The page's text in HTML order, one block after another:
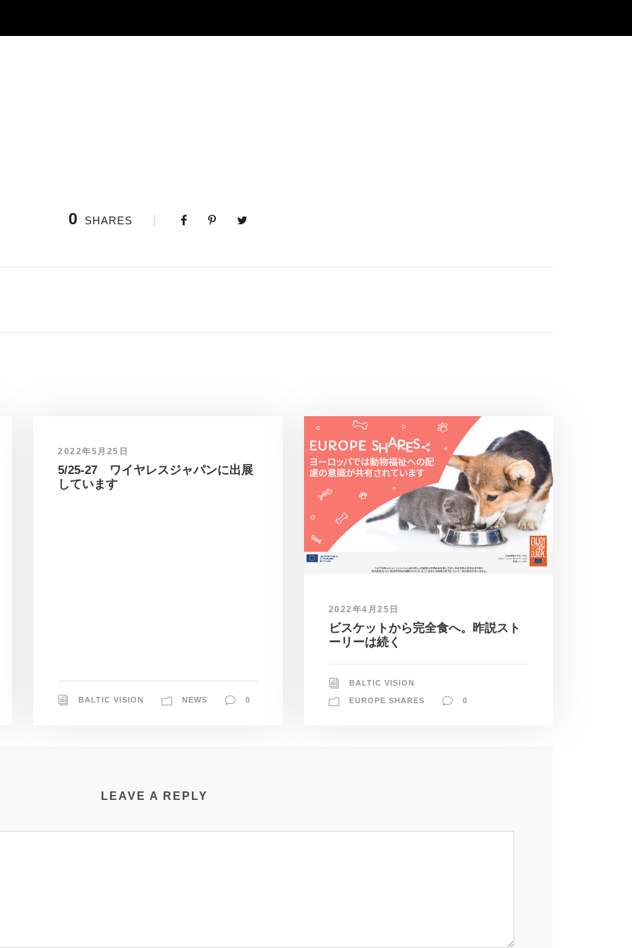
0 SHARES
2022年5月25日
5/25-27 ワイヤレスジャパンに出展
しています
BALTIC VISION NEWS 0
2022年4月25日
ビスケットから完全食へ。昨説スト
ーリーは続く
BALTIC VISION
EUROPE SHARES 0
LEAVE A REPLY